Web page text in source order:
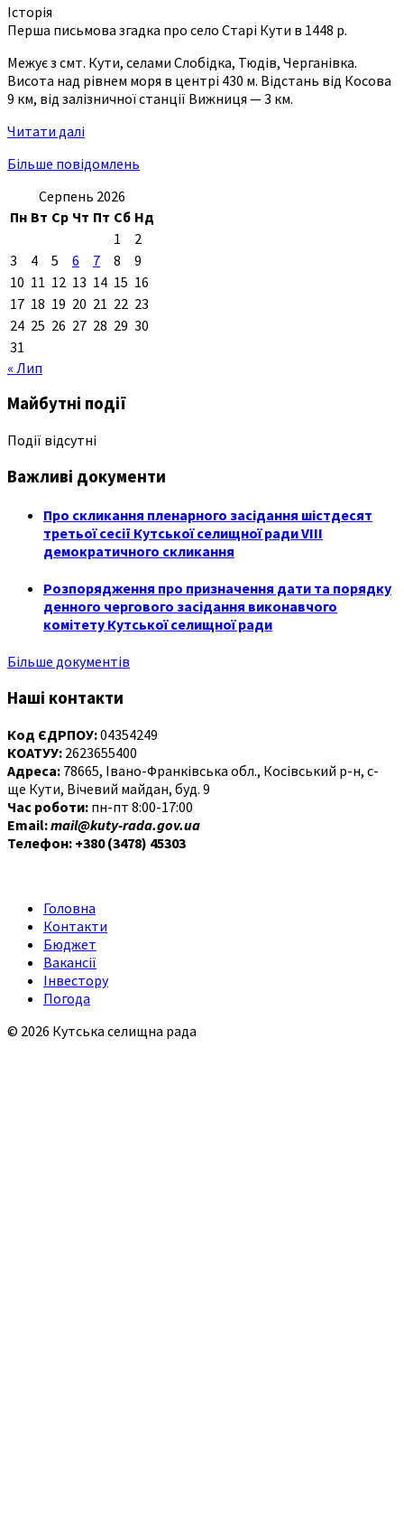
Історія
Перша письмова згадка про село Старі Кути в 1448 р.
Межує з смт. Кути, селами Слобідка, Тюдів, Черганівка.
Висота над рівнем моря в центрі 430 м. Відстань від Косова
9 км, від залізничної станції Вижниця — 3 км.
Читати далі
Більше повідомлень
Серпень 2026
Пн Вт Ср Чт Пт Сб Нд
1
2
3
4 5 6 7 8
9
10 11 12 13 14 15 16
17 18 19 20 21 22 23
24 25 26 27 28 29 30
31
« Лип
Майбутні події
Події відсутні
Важливі документи
Про скликання пленарного засідання шістдесят
третьої сесії Кутської селищної ради VIII
демократичного скликання
Розпорядження про призначення дати та порядку
денного чергового засідання виконавчого
комітету Кутської селищної ради
Більше документів
Наші контакти
Код ЄДРПОУ:04354249
КОАТУУ: 2623655400
Адреса: 78665, Івано-Франківська обл., Косівський р-н, с-
ще Кути, Вічевий майдан, буд. 9
Час роботи: пн-пт 8:00-17:00
Email:mail@kuty-rada.gov.ua
Телефон: +380 (3478) 45303
Головна
Контакти
Бюджет
Вакансії
Інвестору
Погода
© 2026 Кутська селищна рада